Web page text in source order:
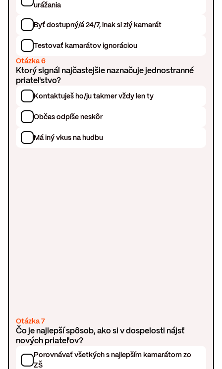
urážania
Byť dostupný/á 24/7, inak si zlý kamarát
Testovať kamarátov ignoráciou
Otázka 6
Ktorý signál najčastejšie naznačuje jednostranné
priateľstvo?
Kontaktuješ ho/ju takmer vždy len ty
Občas odpíše neskôr
Má iný vkus na hudbu
Otázka 7
Čo je najlepší spôsob, ako si v dospelosti nájsť
nových priateľov?
Porovnávať všetkých s najlepším kamarátom zo
ZŠ